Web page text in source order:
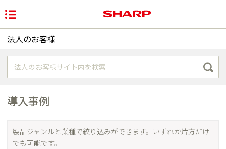
法人のお客様
導入事例
製品ジャンルと業種で絞り込みができます。いずれか片方だけ
でも可能です。